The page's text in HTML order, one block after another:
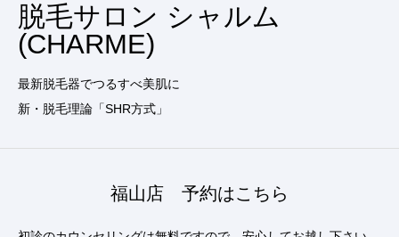
脱毛サロン シャルム
(CHARME)
最新脱毛器でつるすべ美肌に
新・脱毛理論「SHR方式」
福山店 予約はこちら